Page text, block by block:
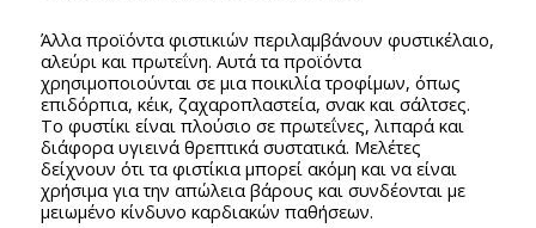
Άλλα προϊόντα φιστικιών περιλαμβάνουν φυστικέλαιο,
αλεύρι και πρωτεΐνη. Αυτά τα προϊόντα
χρησιμοποιούνται σε μια ποικιλία τροφίμων, όπως
επιδόρπια, κέικ, ζαχαροπλαστεία, σνακ και σάλτσες.
Το φυστίκι είναι πλούσιο σε πρωτεΐνες, λιπαρά και
διάφορα υγιεινά θρεπτικά συστατικά. Μελέτες
δείχνουν ότι τα φιστίκια μπορεί ακόμη και να είναι
χρήσιμα για την απώλεια βάρους και συνδέονται με
μειωμένο κίνδυνο καρδιακών παθήσεων.